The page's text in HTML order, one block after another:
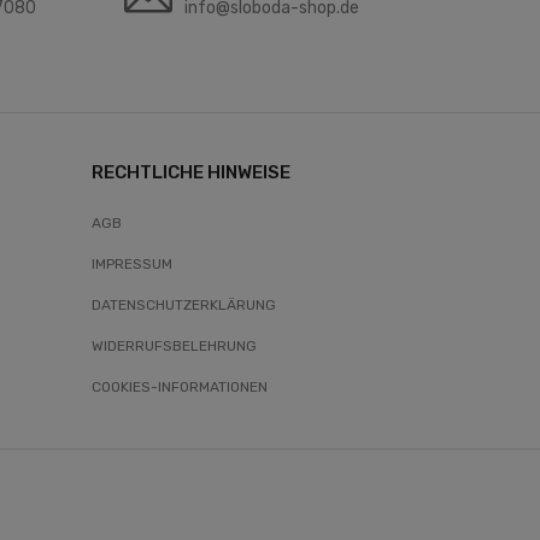
info@sloboda-shop.de
RECHTLICHE HINWEISE
AGB
IMPRESSUM
DATENSCHUTZERKLÄRUNG
WIDERRUFSBELEHRUNG
COOKIES-INFORMATIONEN